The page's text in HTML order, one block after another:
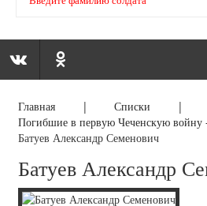
Главная |Списки
Погибшие в первую Чеченскую войну
Батуев Александр Семенович
Батуев Александр